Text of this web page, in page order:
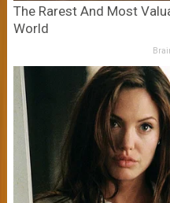
The Rarest And Most
World